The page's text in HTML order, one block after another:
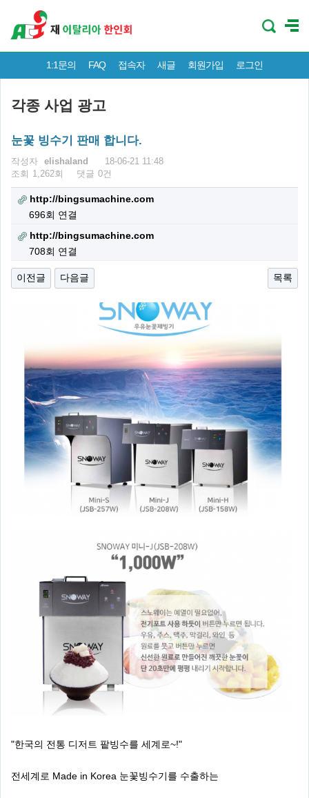
1:1문의 FAQ 접속자 새글 회원가입 로그인
각종 사업 광고
눈꽃 빙수기 판매 합니다.
페이지 정보
작성자 elishaland
18-06-21 11:48
조회
1,262회 댓글 0건
관련링크http://bingsumachine.com
696회 연결
http://bingsumachine.com
708회 연결
이전글 다음글 목록
"한국의 전통 디저트 팥빙수를 세계로~!"
전세계로 Made in Korea 눈꽃빙수기를 수출하는